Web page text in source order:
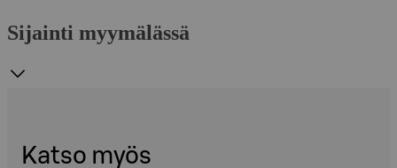
Sijainti myymälässä
Katso myös